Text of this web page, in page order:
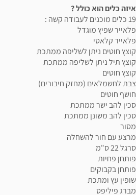
איזה כלים הוא כולל ?
19 כלים מוכנים לעבודה קשה :
פלאייר שפיץ מוגדל
פלאייר קלאסי
קוצץ חוטים ניתן לשליפה ממתכת
קוצץ תיל ניתן לשליפה ממתכת
קוצץ חוטים
צבת לחשמלאים (מחזק חיבורים)
חושף חוטים
סכין להב ישר ממתכת
סכין להב משונן ממתכת
מסור
מרצע עם חור להשחלה
סרגל 22 ס"מ
פותחן פחיות
פותחן בקבוקים
שופין עץ ומתכת
מברג פיליפס